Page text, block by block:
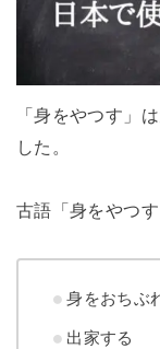
「身をやつす」
した。
古語「身をやつ
身をおちぶ
出家する